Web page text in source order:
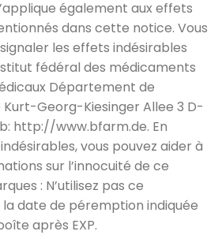
également aux effets
dans cette notice. Vous
les effets indésirables
fédéral des médicaments
Département de
Georg-Kiesinger Allee 3 D-
http://www.bfarm.de. En
vous pouvez aider à
sur l’innocuité de ce
: N’utilisez pas ce
date de péremption indiquée
après EXP.